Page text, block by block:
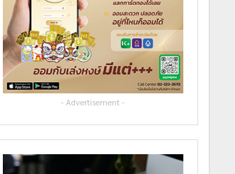
- Advertisement -